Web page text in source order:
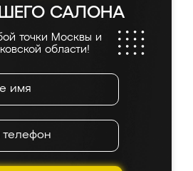
САЛОНА
точки Москвы и
области!